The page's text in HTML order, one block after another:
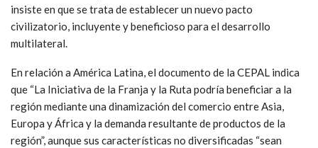
insiste en que se trata de establecer un nuevo pacto
civilizatorio, incluyente y beneficioso para el desarrollo
multilateral.
En relación a América Latina, el documento de la CEPAL indica
que “La Iniciativa de la Franja y la Ruta podría beneficiar a la
región mediante una dinamización del comercio entre Asia,
Europa y África y la demanda resultante de productos de la
región”, aunque sus características no diversificadas “sean